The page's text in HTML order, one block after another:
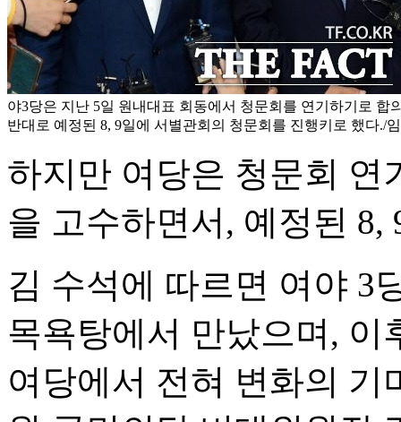
야3당은 지난 5일 원내대표 회동에서 청문회를 연기하기로 합
반대로 예정된 8, 9일에 서별관회의 청문회를 진행키로 했다./
하지만 여당은 청문회 연
을 고수하면서, 예정된
김 수석에 따르면 여야 3
목욕탕에서 만났으며, 이
여당에서 전혀 변화의 기